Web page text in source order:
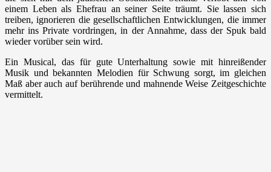
einem Leben als Ehefrau an seiner Seite träumt. Sie lassen sich
treiben, ignorieren die gesellschaftlichen Entwicklungen, die immer
mehr ins Private vordringen, in der Annahme, dass der Spuk bald
wieder vorüber sein wird.
Ein Musical, das für gute Unterhaltung sowie mit hinreißender
Musik und bekannten Melodien für Schwung sorgt, im gleichen
Maß aber auch auf berührende und mahnende Weise Zeitgeschichte
vermittelt.